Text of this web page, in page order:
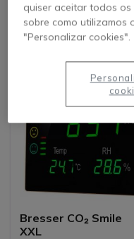
28,95 € s/iva
Bresser CO₂ Smile
XXL
quiser aceitar todos os
sobre como utilizamos
"Personalizar cookies".